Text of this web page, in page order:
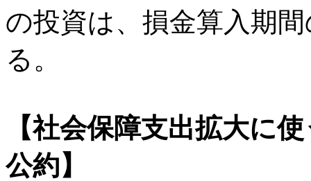
の投資は、損金算入期
る。
【社会保障支出拡大に
公約】